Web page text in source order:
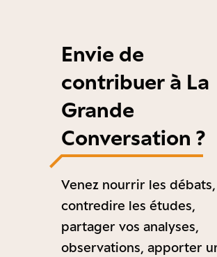
Envie de
contribuer à La
Grande
Conversation ?
Venez nourrir les débats,
contredire les études,
partager vos analyses,
observations, apporter